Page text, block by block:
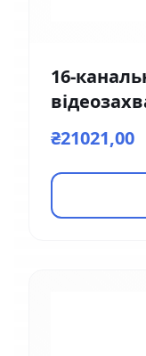
16-
₴21021,00